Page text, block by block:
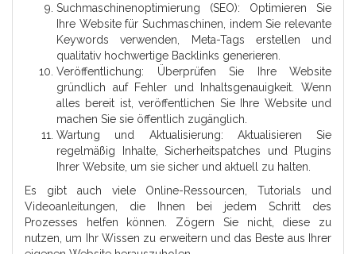
Suchmaschinenoptimierung (SEO): Optimieren Sie
Ihre Website für Suchmaschinen, indem Sie relevante
Keywords verwenden, Meta-Tags erstellen und
qualitativ hochwertige Backlinks generieren.
Veröffentlichung: Überprüfen Sie Ihre Website
gründlich auf Fehler und Inhaltsgenauigkeit. Wenn
alles bereit ist, veröffentlichen Sie Ihre Website und
machen Sie sie öffentlich zugänglich.
Wartung und Aktualisierung: Aktualisieren Sie
regelmäßig Inhalte, Sicherheitspatches und Plugins
Ihrer Website, um sie sicher und aktuell zu halten.
Es gibt auch viele Online-Ressourcen, Tutorials und
Videoanleitungen, die Ihnen bei jedem Schritt des
Prozesses helfen können. Zögern Sie nicht, diese zu
nutzen, um Ihr Wissen zu erweitern und das Beste aus Ihrer